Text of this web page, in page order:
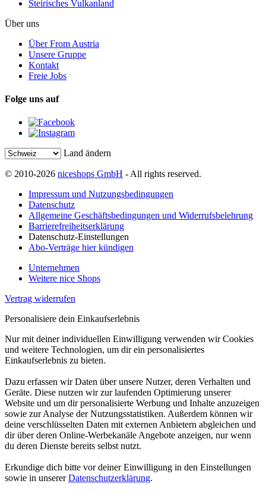
Steirisches Vulkanland
Über uns
Über From Austria
Unsere Gruppe
Kontakt
Freie Jobs
Folge uns auf
Land ändern
© 2010-2026 niceshops GmbH - All rights reserved.
Impressum und Nutzungsbedingungen
Datenschutz
Allgemeine Geschäftsbedingungen und Widerrufsbelehrung
Barrierefreiheitserklärung
Datenschutz-Einstellungen
Abo-Verträge hier kündigen
Unternehmen
Weitere nice Shops
Vertrag widerrufen
Personalisiere dein Einkaufserlebnis
Nur mit deiner individuellen Einwilligung verwenden wir Cookies
und weitere Technologien, um dir ein personalisiertes
Einkaufserlebnis zu bieten.
Dazu erfassen wir Daten über unsere Nutzer, deren Verhalten und
Geräte. Diese nutzen wir zur laufenden Optimierung unserer
Website und um dir personalisierte Werbung und Inhalte anzuzeigen
sowie zur Analyse der Nutzungsstatistiken. Außerdem können wir
deine verschlüsselten Daten mit externen Anbietern abgleichen und
dir über deren Online-Werbekanäle Angebote anzeigen, nur wenn
du deren Dienste bereits selbst nutzt.
Erkundige dich bitte vor deiner Einwilligung in den Einstellungen
sowie in unsererDatenschutzerklärung.